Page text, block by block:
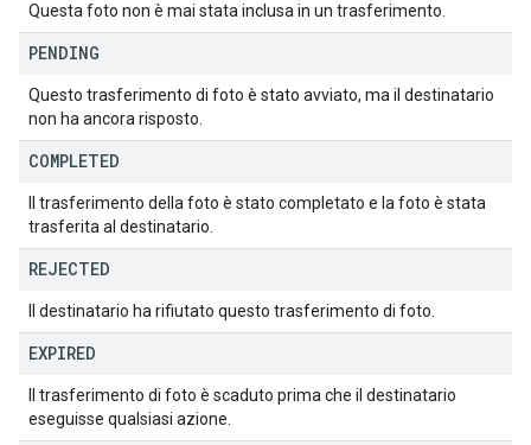
Questa foto non è mai stata inclusa in un trasferimento.
PENDING
Questo trasferimento di foto è stato avviato, ma il destinatario
non ha ancora risposto.
COMPLETED
Il trasferimento della foto è stato completato e la foto è stata
trasferita al destinatario.
REJECTED
Il destinatario ha rifiutato questo trasferimento di foto.
EXPIRED
Il trasferimento di foto è scaduto prima che il destinatario
eseguisse qualsiasi azione.